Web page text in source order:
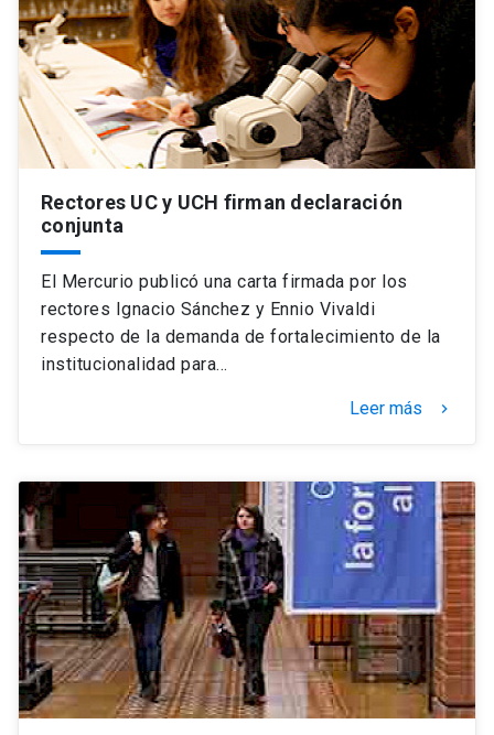
Rectores UC y UCH firman declaración
conjunta
El Mercurio publicó una carta firmada por los
rectores Ignacio Sánchez y Ennio Vivaldi
respecto de la demanda de fortalecimiento de la
institucionalidad para…
Leer más keyboard_arrow_right